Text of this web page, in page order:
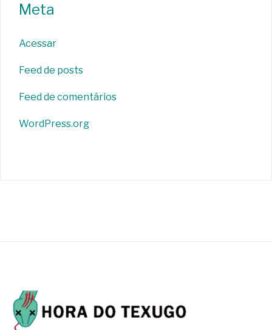
Meta
Acessar
Feed de posts
Feed de comentários
WordPress.org